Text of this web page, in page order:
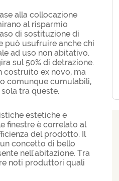
alla collocazione
al risparmio
di sostituzione di
può usufruire anche chi
ad uso non abitativo.
sul 50% di detrazione.
costruito ex novo, ma
comunque cumulabili,
tra queste.
estetiche e
finestre è correlato al
del prodotto. Il
concetto di bello
nell'abitazione. Tra
noti produttori quali